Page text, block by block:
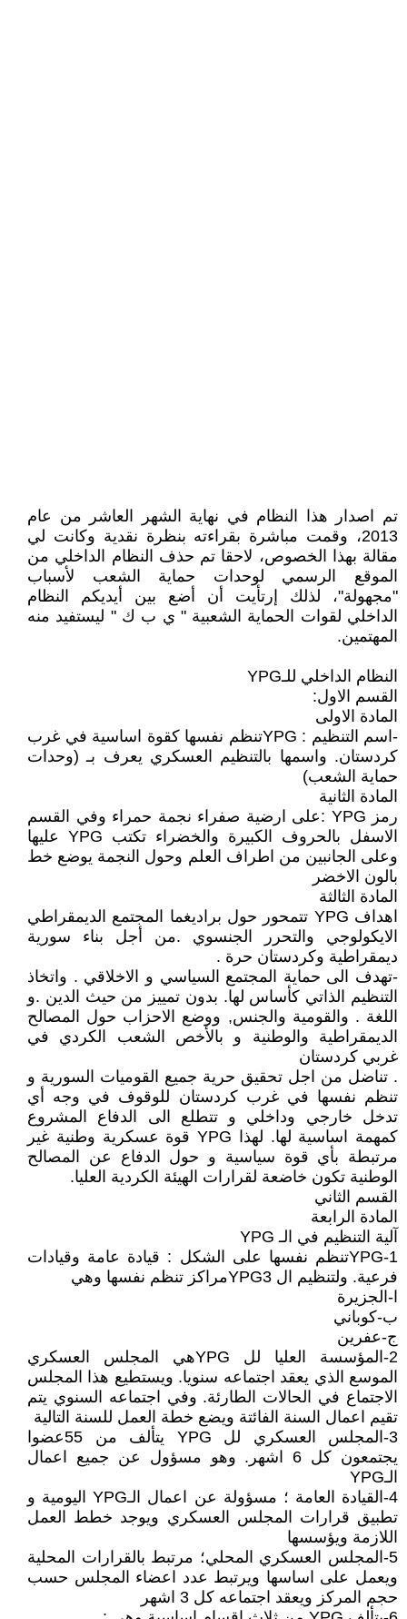
تم اصدار هذا النظام في نهاية الشهر العاشر من عام
2013، وقمت مباشرة بقراءته بنظرة نقدية وكانت لي
مقالة بهذا الخصوص، لاحقا تم حذف النظام الداخلي من
الموقع الرسمي لوحدات حماية الشعب لأسباب
"مجهولة"، لذلك إرتأيت أن أضع بين أيديكم النظام
الداخلي لقوات الحماية الشعبية " ي ب ك " ليستفيد منه
المهتمين.
النظام الداخلي للـYPG
القسم الاول:
المادة الاولى
-اسم التنظيم : YPGتنظم نفسها كقوة اساسية في غرب
كردستان. واسمها بالتنظيم العسكري يعرف بـ (وحدات
حماية الشعب)
المادة الثانية
رمز YPG :على ارضية صفراء نجمة حمراء وفي القسم
الاسفل بالحروف الكبيرة والخضراء تكتب YPG عليها
وعلى الجانبين من اطراف العلم وحول النجمة يوضع خط
بالون الاخضر
المادة الثالثة
اهداف YPG تتمحور حول براديغما المجتمع الديمقراطي
الايكولوجي والتحرر الجنسوي .من أجل بناء سورية
ديمقراطية وكردستان حرة .
-تهدف الى حماية المجتمع السياسي و الاخلاقي . واتخاذ
التنظيم الذاتي كأساس لها. بدون تمييز من حيث الدين .و
اللغة . والقومية والجنس, ووضع الاحزاب حول المصالح
الديمقراطية والوطنية و بالأخص الشعب الكردي في
غربي كردستان
. تناضل من اجل تحقيق حرية جميع القوميات السورية و
تنظم نفسها في غرب كردستان للوقوف في وجه أي
تدخل خارجي وداخلي و تتطلع الى الدفاع المشروع
كمهمة اساسية لها. لهذا YPG قوة عسكرية وطنية غير
مرتبطة بأي قوة سياسية و حول الدفاع عن المصالح
الوطنية تكون خاضعة لقرارات الهيئة الكردية العليا.
القسم الثاني
المادة الرابعة
آلية التنظيم في الـ YPG
1-YPGتنظم نفسها على الشكل : قيادة عامة وقيادات
فرعية. ولتنظيم ال YPG3مراكز تنظم نفسها وهي
ا-الجزيرة
ب-كوباني
ج-عفرين
2-المؤسسة العليا لل YPGهي المجلس العسكري
الموسع الذي يعقد اجتماعه سنويا. ويستطيع هذا المجلس
الاجتماع في الحالات الطارئة. وفي اجتماعه السنوي يتم
تقيم اعمال السنة الفائتة ويضع خطة العمل للسنة التالية
3-المجلس العسكري لل YPG يتألف من 55عضوا
يجتمعون كل 6 اشهر. وهو مسؤول عن جميع اعمال
الـYPG
4-القيادة العامة ؛ مسؤولة عن اعمال الـYPG اليومية و
تطبيق قرارات المجلس العسكري ويوجد خطط العمل
اللازمة ويؤسسها
5-المجلس العسكري المحلي؛ مرتبط بالقرارات المحلية
ويعمل على اساسها ويرتبط عدد اعضاء المجلس حسب
حجم المركز ويعقد اجتماعه كل 3 اشهر